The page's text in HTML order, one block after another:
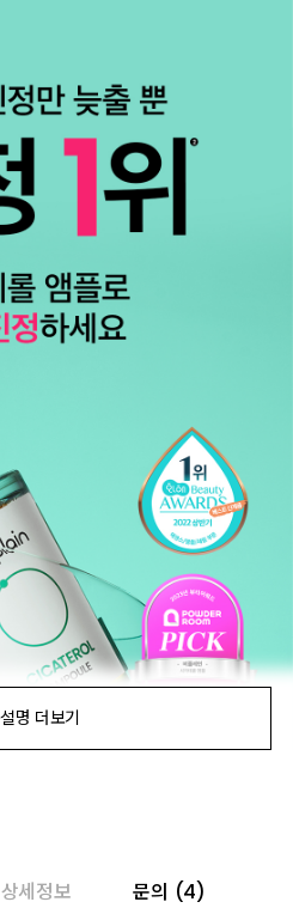
상세정보 문의 (4)